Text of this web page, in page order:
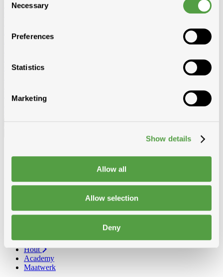
Selection
Necessary
Preferences
Statistics
Marketing
Show details
Allow all
Allow selection
Deny
Meranti
Ayous Planchetten
Ayous thermo vlak
Andere planchetten
OSB
MDF
Solid John spouwplaat
Gevel
Toebehoren
Hout
Academy
Maatwerk